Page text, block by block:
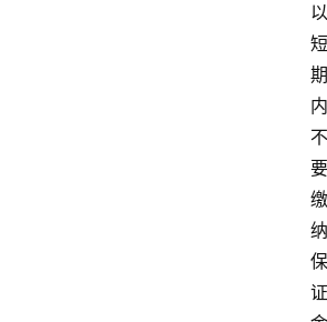
以
短
期
内
不
要
缴
纳
保
证